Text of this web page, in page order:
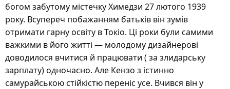
богом забутому містечку Химедзи 27 лютого 1939
року. Всупереч побажанням батьків він зумів
отримати гарну освіту в Токіо. Ці роки були самими
важкими в його житті — молодому дизайнерові
доводилося вчитися й працювати ( за злидарську
зарплату) одночасно. Але Кензо з істинно
самурайською стійкістю переніс усе. Вчився він у